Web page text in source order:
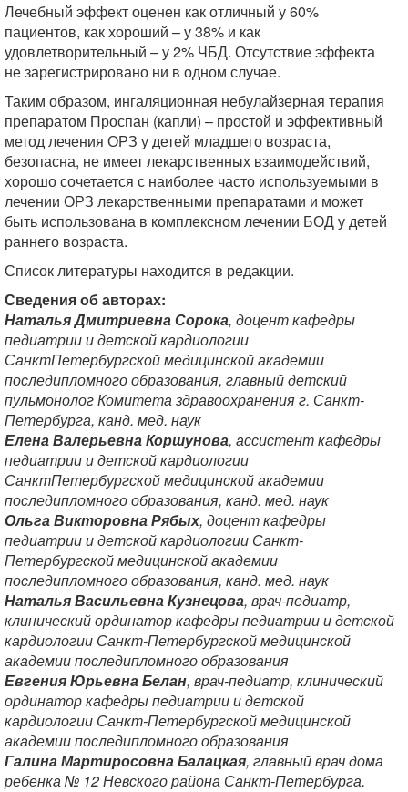
Лечебный эффект оценен как отличный у 60%
пациентов, как хороший – у 38% и как
удовлетворительный – у 2% ЧБД. Отсутствие эффекта
не зарегистрировано ни в одном случае.
Таким образом, ингаляционная небулайзерная терапия
препаратом Проспан (капли) – простой и эффективный
метод лечения ОРЗ у детей младшего возраста,
безопасна, не имеет лекарственных взаимодействий,
хорошо сочетается с наиболее часто используемыми в
лечении ОРЗ лекарственными препаратами и может
быть использована в комплексном лечении БОД у детей
раннего возраста.
Список литературы находится в редакции.
Сведения об авторах:
Наталья Дмитриевна Сорока, доцент кафедры
педиатрии и детской кардиологии
СанктПетербургской медицинской академии
последипломного образования, главный детский
пульмонолог Комитета здравоохранения г. Санкт-
Петербурга, канд. мед. наук
Елена Валерьевна Коршунова, ассистент кафедры
педиатрии и детской кардиологии
СанктПетербургской медицинской академии
последипломного образования, канд. мед. наук
Ольга Викторовна Рябых, доцент кафедры
педиатрии и детской кардиологии Санкт-
Петербургской медицинской академии
последипломного образования, канд. мед. наук
Наталья Васильевна Кузнецова, врач-педиатр,
клинический ординатор кафедры педиатрии и детской
кардиологии Санкт-Петербургской медицинской
академии последипломного образования
Евгения Юрьевна Белан, врач-педиатр, клинический
ординатор кафедры педиатрии и детской
кардиологии Санкт-Петербургской медицинской
академии последипломного образования
Галина Мартиросовна Балацкая, главный врач дома
ребенка № 12 Невского района Санкт-Петербурга.